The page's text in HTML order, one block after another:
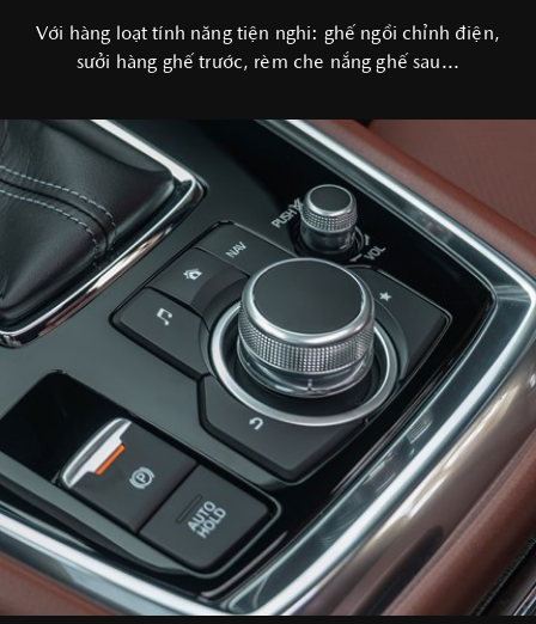
Với hàng loạt tính năng tiện nghi: ghế ngồi chỉnh điện,
sưởi hàng ghế trước, rèm che nắng ghế sau...